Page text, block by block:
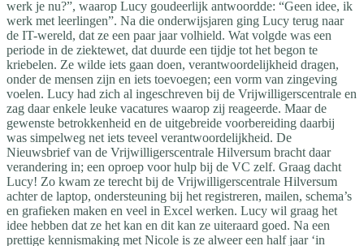
werk je nu?”, waarop Lucy goudeerlijk antwoordde: “Geen idee, ik
werk met leerlingen”. Na die onderwijsjaren ging Lucy terug naar
de IT-wereld, dat ze een paar jaar volhield. Wat volgde was een
periode in de ziektewet, dat duurde een tijdje tot het begon te
kriebelen. Ze wilde iets gaan doen, verantwoordelijkheid dragen,
onder de mensen zijn en iets toevoegen; een vorm van zingeving
voelen. Lucy had zich al ingeschreven bij de Vrijwilligerscentrale en
zag daar enkele leuke vacatures waarop zij reageerde. Maar de
gewenste betrokkenheid en de uitgebreide voorbereiding daarbij
was simpelweg net iets teveel verantwoordelijkheid. De
Nieuwsbrief van de Vrijwilligerscentrale Hilversum bracht daar
verandering in; een oproep voor hulp bij de VC zelf. Graag dacht
Lucy! Zo kwam ze terecht bij de Vrijwilligerscentrale Hilversum
achter de laptop, ondersteuning bij het registreren, mailen, schema’s
en grafieken maken en veel in Excel werken. Lucy wil graag het
idee hebben dat ze het kan en dit kan ze uiteraard goed. Na een
prettige kennismaking met Nicole is ze alweer een half jaar ‘in